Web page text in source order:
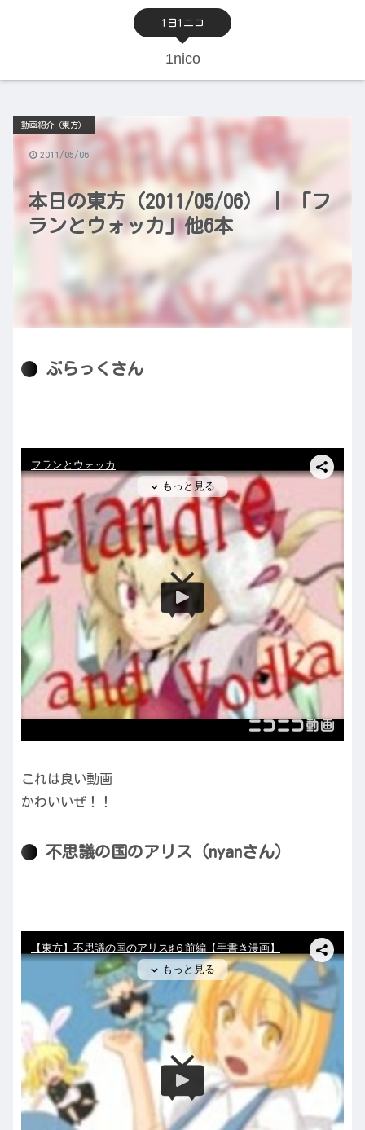
1日1ニコ
1nico
本日の東方（2011/05/06） | 「フ
ランとウォッカ」他6本
動画紹介（東方）
2011/05/06
ぶらっくさん
これは良い動画
かわいいぜ！！
不思議の国のアリス（nyanさん）